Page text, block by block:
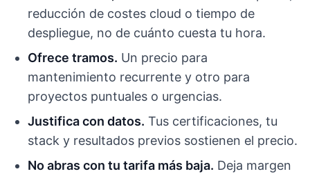
reducción de costes cloud o tiempo de
despliegue, no de cuánto cuesta tu hora.
Ofrece tramos. Un precio para
mantenimiento recurrente y otro para
proyectos puntuales o urgencias.
Justifica con datos. Tus certificaciones, tu
stack y resultados previos sostienen el precio.
No abras con tu tarifa más baja. Deja margen